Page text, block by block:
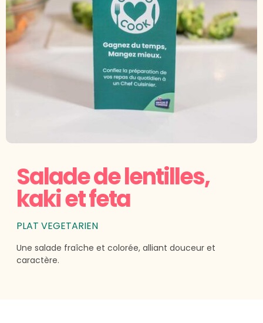
Salade de lentilles,
kaki et feta
PLAT VEGETARIEN
Une salade fraîche et colorée, alliant douceur et
caractère.